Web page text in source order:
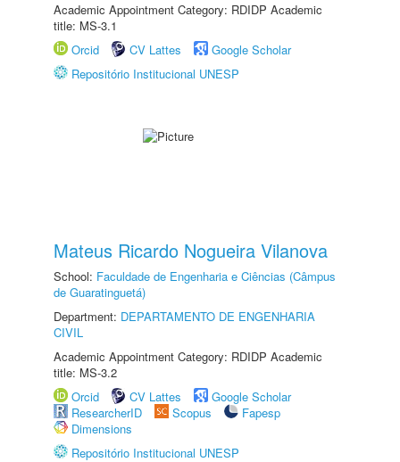
Academic Appointment Category: RDIDP Academic
title: MS-3.1
Orcid
CV Lattes
Google Scholar
Repositório Institucional UNESP
Mateus Ricardo Nogueira Vilanova
School: Faculdade de Engenharia e Ciências (Câmpus
de Guaratinguetá)
Department: DEPARTAMENTO DE ENGENHARIA
CIVIL
Academic Appointment Category: RDIDP Academic
title: MS-3.2
Orcid
CV Lattes
Google Scholar
ResearcherID
Scopus
Fapesp
Dimensions
Repositório Institucional UNESP